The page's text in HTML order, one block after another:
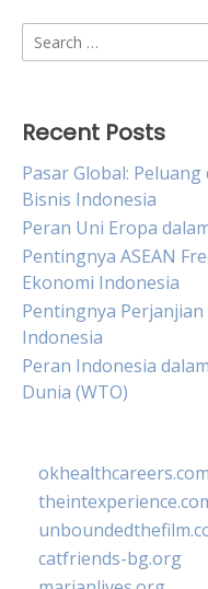
Search
for:
Recent Posts
Pasar Global:
Bisnis Indonesia
Peran Uni Eropa
Pentingnya ASEAN
Ekonomi Indonesia
Pentingnya
Indonesia
Peran Indonesia
Dunia (WTO)
okhealthcareers.com
catfriends-bg.org